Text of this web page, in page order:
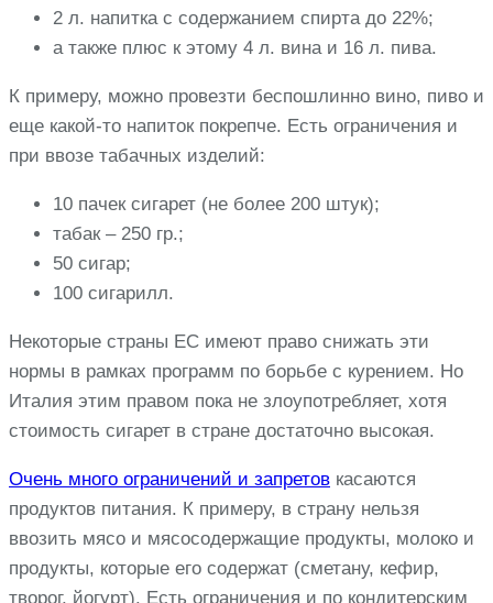
2 л. напитка с содержанием спирта до 22%;
а также плюс к этому 4 л. вина и 16 л. пива.
К примеру, можно провезти беспошлинно вино, пиво и
еще какой-то напиток покрепче. Есть ограничения и
при ввозе табачных изделий:
10 пачек сигарет (не более 200 штук);
табак – 250 гр.;
50 сигар;
100 сигарилл.
Некоторые страны ЕС имеют право снижать эти
нормы в рамках программ по борьбе с курением. Но
Италия этим правом пока не злоупотребляет, хотя
стоимость сигарет в стране достаточно высокая.
Очень много ограничений и запретов касаются
продуктов питания. К примеру, в страну нельзя
ввозить мясо и мясосодержащие продукты, молоко и
продукты, которые его содержат (сметану, кефир,
творог, йогурт). Есть ограничения и по кондитерским